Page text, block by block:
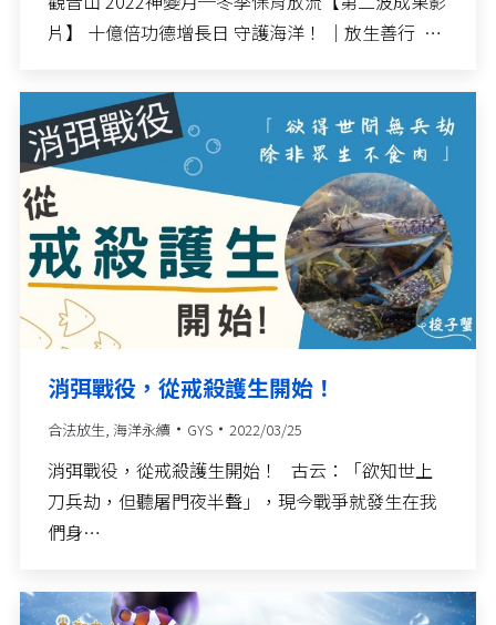
片】 十億倍功德增長日 守護海洋！ ｜放生善行 …
消弭戰役，從戒殺護生開始！​
合法放生, 海洋永續 GYS 2022/03/25
​消弭戰役，從戒殺護生開始！​ 古云：「欲知世上
刀兵劫，但聽屠門夜半聲」，現今戰爭就發生在我
們身…